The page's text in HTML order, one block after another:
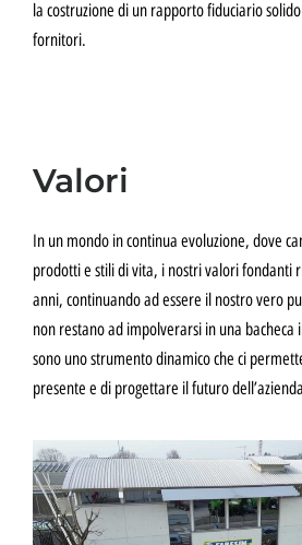
la costruzione di un rapporto fiduciario
fornitori.
Valori
In un mondo in continua evoluzione, dove
prodotti e stili di vita, i nostri valori fondanti
anni, continuando ad essere il nostro vero
non restano ad impolverarsi in una bacheca
sono uno strumento dinamico che ci
presente e di progettare il futuro